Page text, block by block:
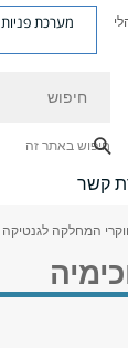
מערכת פניות
חיפוש באתר זה
קשר
המחלקה לגנטיקה